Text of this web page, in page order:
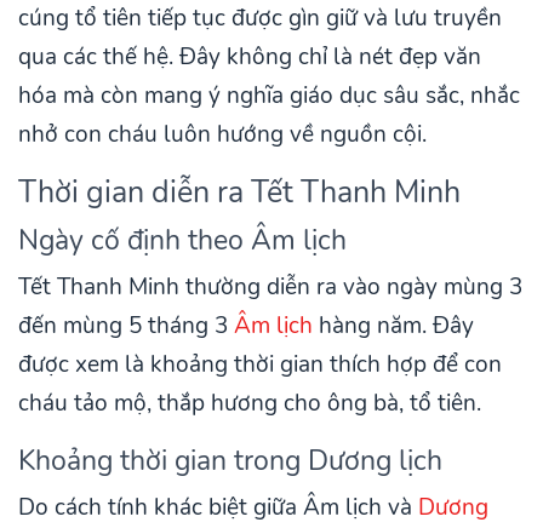
cúng tổ tiên tiếp tục được gìn giữ và lưu truyền
qua các thế hệ. Đây không chỉ là nét đẹp văn
hóa mà còn mang ý nghĩa giáo dục sâu sắc, nhắc
nhở con cháu luôn hướng về nguồn cội.
Thời gian diễn ra Tết Thanh Minh
Ngày cố định theo Âm lịch
Tết Thanh Minh thường diễn ra vào ngày mùng 3
đến mùng 5 tháng 3 Âm lịch hàng năm. Đây
được xem là khoảng thời gian thích hợp để con
cháu tảo mộ, thắp hương cho ông bà, tổ tiên.
Khoảng thời gian trong Dương lịch
Do cách tính khác biệt giữa Âm lịch và Dương